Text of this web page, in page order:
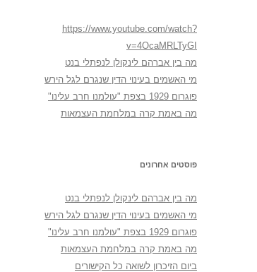
https://www.youtube.com/watch?
v=4OcaMRLTyGI
מה בין אברהם לינקולן לנפתלי בנט
מי האשמים בעינוי הדין שנגרם לגל הירש
פוגרום 1929 בצפת "עולמנו חרב עלינו"
מה באמת קרה במלחמת העצמאות
פוסטים אחרונים
מה בין אברהם לינקולן לנפתלי בנט
מי האשמים בעינוי הדין שנגרם לגל הירש
פוגרום 1929 בצפת "עולמנו חרב עלינו"
מה באמת קרה במלחמת העצמאות
ביום הזיכרון לשואה כל הקישורים